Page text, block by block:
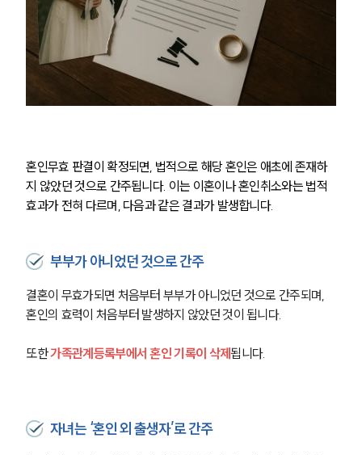
혼인무효 판결이 확정되면, 법적으로 해당 혼인은 애초에 존재하
지 않았던 것으로 간주됩니다. 이는 이혼이나 혼인취소와는 법적
효과가 전혀 다르며, 다음과 같은 결과가 발생합니다.
부부가 아니었던 것으로 간주
결혼이 무효가되면 처음부터 부부가 아니었던 것으로 간주되며,
혼인의 효력이 처음부터 발생하지 않았던 것이 됩니다.
또한 가족관계등록부에서 혼인 기록이 삭제됩니다.
자녀는 ‘혼인 외 출생자’로 간주